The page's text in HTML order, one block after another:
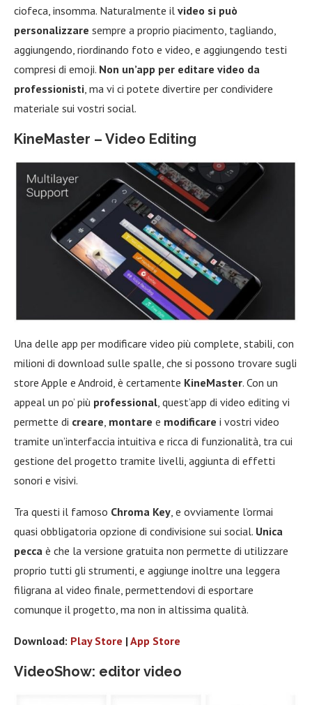
ciofeca, insomma. Naturalmente il video si può
personalizzare sempre a proprio piacimento, tagliando,
aggiungendo, riordinando foto e video, e aggiungendo testi
compresi di emoji. Non un’app per editare video da
professionisti , ma vi ci potete divertire per condividere
materiale sui vostri social.
KineMaster – Video Editing
Una delle app per modificare video più complete, stabili, con
milioni di download sulle spalle, che si possono trovare sugli
store Apple e Android, è certamente KineMaster. Con un
appeal un po’ più professional , quest’app di video editing vi
permette di creare montare e modificare i vostri video
tramite un’interfaccia intuitiva e ricca di funzionalità, tra cui
gestione del progetto tramite livelli, aggiunta di effetti
sonori e visivi.
Tra questi il famoso Chroma Key , e ovviamente l’ormai
quasi obbligatoria opzione di condivisione sui social. Unica
pecca è che la versione gratuita non permette di utilizzare
proprio tutti gli strumenti, e aggiunge inoltre una leggera
filigrana al video finale, permettendovi di esportare
comunque il progetto, ma non in altissima qualità.
Download: Play Store |App Store
VideoShow: editor video